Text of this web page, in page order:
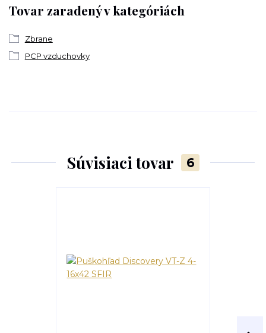
Tovar zaradený v kategóriách
Zbrane
PCP vzduchovky
Súvisiaci tovar 6